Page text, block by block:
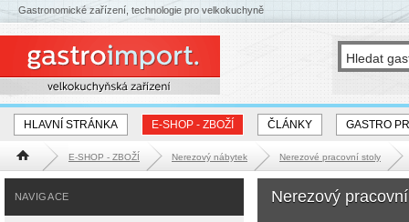
HLAVNÍ STRÁNKA E-SHOP - ZBOŽÍ ČLÁNKY GASTRO
Hlavní stránka E-SHOP - ZBOŽÍ Nerezový nábytek Nerezové pracovní stoly
Nerezový
NAVIGACE
Gastronomické zařízení, technologie pro velkokuchyně